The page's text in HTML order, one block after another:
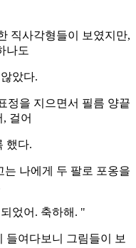
직사각형들이 보였지만,
나도
았다.
정을 지으면서 필름 양끝
걸어
했다.
는 나에게 두 팔로 포옹을
었어. 축하해. "
들여다보니 그림들이 보